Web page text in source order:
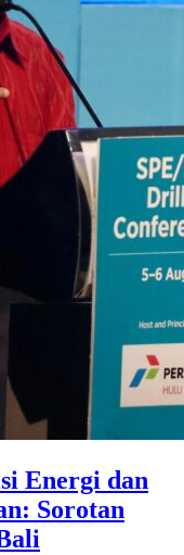
Energi dan
Sorotan